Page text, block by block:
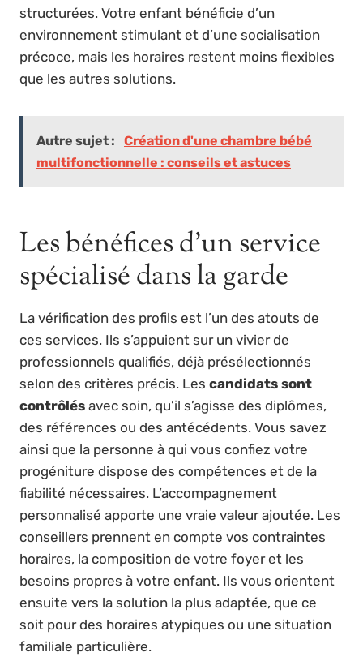
structurées. Votre enfant bénéficie d’un
environnement stimulant et d’une socialisation
précoce, mais les horaires restent moins flexibles
que les autres solutions.
Autre sujet :
Création d'une chambre bébé
multifonctionnelle : conseils et astuces
Les bénéfices d’un service
spécialisé dans la garde
La vérification des profils est l’un des atouts de
ces services. Ils s’appuient sur un vivier de
professionnels qualifiés, déjà présélectionnés
selon des critères précis. Les candidats sont
contrôlés avec soin, qu’il s’agisse des diplômes,
des références ou des antécédents. Vous savez
ainsi que la personne à qui vous confiez votre
progéniture dispose des compétences et de la
fiabilité nécessaires. L’accompagnement
personnalisé apporte une vraie valeur ajoutée. Les
conseillers prennent en compte vos contraintes
horaires, la composition de votre foyer et les
besoins propres à votre enfant. Ils vous orientent
ensuite vers la solution la plus adaptée, que ce
soit pour des horaires atypiques ou une situation
familiale particulière.